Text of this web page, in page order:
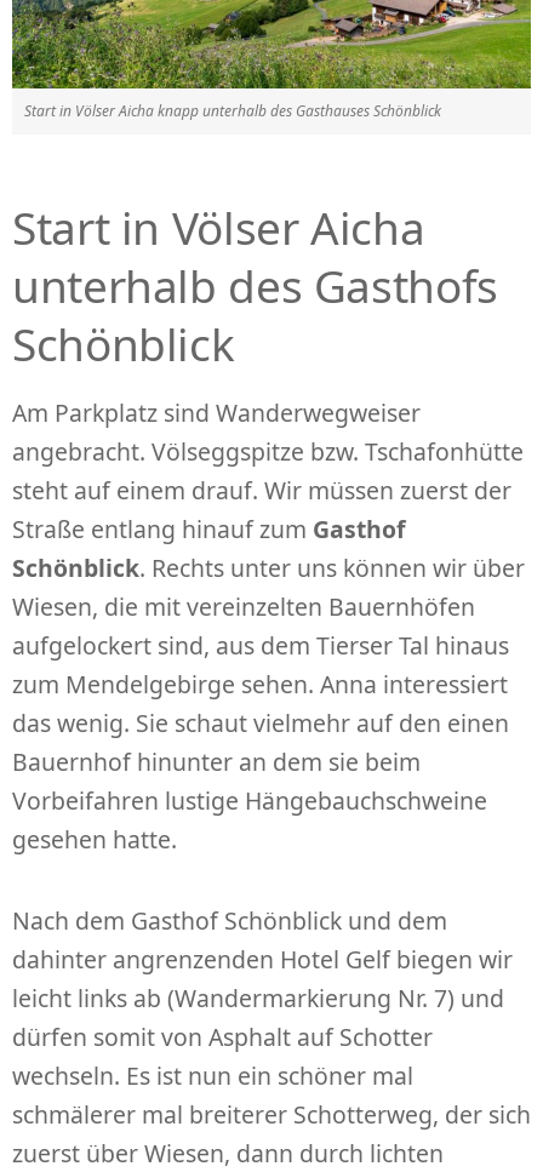
Start in Völser Aicha knapp unterhalb des Gasthauses Schönblick
Start in Völser Aicha
unterhalb des Gasthofs
Schönblick
Am Parkplatz sind Wanderwegweiser
angebracht. Völseggspitze bzw. Tschafonhütte
steht auf einem drauf. Wir müssen zuerst der
Straße entlang hinauf zum Gasthof
Schönblick. Rechts unter uns können wir über
Wiesen, die mit vereinzelten Bauernhöfen
aufgelockert sind, aus dem Tierser Tal hinaus
zum Mendelgebirge sehen. Anna interessiert
das wenig. Sie schaut vielmehr auf den einen
Bauernhof hinunter an dem sie beim
Vorbeifahren lustige Hängebauchschweine
gesehen hatte.
Nach dem Gasthof Schönblick und dem
dahinter angrenzenden Hotel Gelf biegen wir
leicht links ab (Wandermarkierung Nr. 7) und
dürfen somit von Asphalt auf Schotter
wechseln. Es ist nun ein schöner mal
schmälerer mal breiterer Schotterweg, der sich
zuerst über Wiesen, dann durch lichten